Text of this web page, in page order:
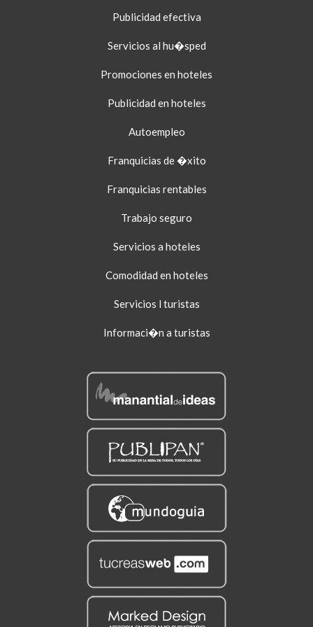
EXPOFRANQUICIA 2016
INFOTACTILE DISPONIBLE EN LAS
ALMONTE, EL ROCÍO Y
FRANQUISHOP ZARAGOZA, NUEVA
INFOTACTILE
05/02/2016
FRANQUISHOP SEVILLA
18/01/2016
Los productos turísticos de Infotactile
en FITUR 2016
14/01/2016
INFOTACTILE participa en
FRANQUISHOP VALLADOLID
23/12/2015
INFOTACTILE INSTALARÁ
MÁQUINAS EN CASTELLÓN Y
PEÑÍSCOLA
Publicidad efectiva
Servicios al hu�sped
Promociones en hoteles
Publicidad en hoteles
Autoempleo
Franquicias de �xito
Franquicias rentables
Trabajo seguro
Servicios a hoteles
Comodidad en hoteles
Servicios l turistas
Informaci�n a turistas